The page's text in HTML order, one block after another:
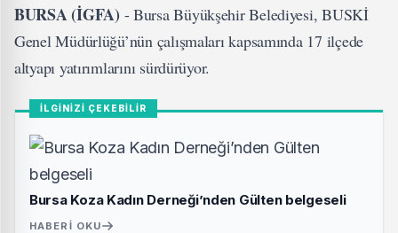
BURSA (İGFA) - Bursa Büyükşehir Belediyesi, BUSKİ
Genel Müdürlüğü’nün çalışmaları kapsamında 17 ilçede
altyapı yatırımlarını sürdürüyor.
İLGİNİZİ ÇEKEBİLİR
Bursa Koza Kadın Derneği’nden Gülten belgeseli
HABERI OKU